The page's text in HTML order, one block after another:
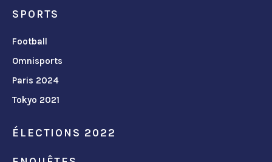
SPORTS
Football
Omnisports
Paris 2024
Tokyo 2021
ÉLECTIONS 2022